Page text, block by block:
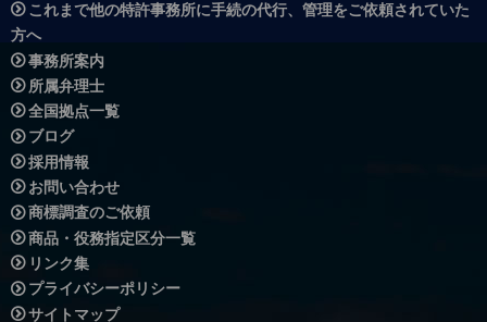
これまで他の特許事務所に手続の代行、管理をご依頼されていた
方へ
事務所案内
所属弁理士
全国拠点一覧
ブログ
採用情報
お問い合わせ
商標調査のご依頼
商品・役務指定区分一覧
リンク集
プライバシーポリシー
サイトマップ